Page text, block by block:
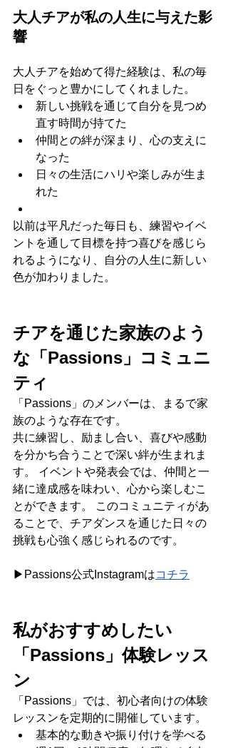
大人チアが私の人生に与えた影
響
大人チアを始めて得た経験は、私の毎
日をぐっと豊かにしてくれました。
新しい挑戦を通じて自分を見つめ
直す時間が持てた
仲間との絆が深まり、心の支えに
なった
日々の生活にハリや楽しみが生ま
れた
以前は平凡だった毎日も、練習やイベ
ントを通して目標を持つ喜びを感じら
れるようになり、自分の人生に新しい
色が加わりました。
チアを通じた家族のよう
な「Passions」コミュニ
ティ
「Passions」のメンバーは、まるで家
族のような存在です。
共に練習し、励まし合い、喜びや感動
を分かち合うことで深い絆が生まれま
す。 イベントや発表会では、仲間と一
緒に達成感を味わい、心から楽しむこ
とができます。 このコミュニティがあ
ることで、チアダンスを通じた日々の
挑戦も心強く感じられるのです。
▶Passions公式Instagramはコチラ
私がおすすめしたい
「Passions」体験レッス
ン
「Passions」では、初心者向けの体験
レッスンを定期的に開催しています。
基本的な動きや振り付けを学べる